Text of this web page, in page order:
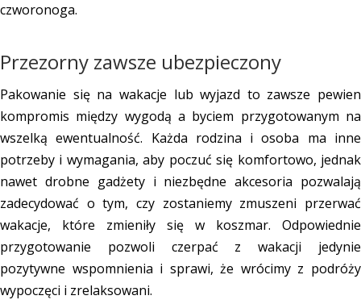
czworonoga.
Przezorny zawsze ubezpieczony
Pakowanie się na wakacje lub wyjazd to zawsze pewien
kompromis między wygodą a byciem przygotowanym na
wszelką ewentualność. Każda rodzina i osoba ma inne
potrzeby i wymagania, aby poczuć się komfortowo, jednak
nawet drobne gadżety i niezbędne akcesoria pozwalają
zadecydować o tym, czy zostaniemy zmuszeni przerwać
wakacje, które zmieniły się w koszmar. Odpowiednie
przygotowanie pozwoli czerpać z wakacji jedynie
pozytywne wspomnienia i sprawi, że wrócimy z podróży
wypoczęci i zrelaksowani.